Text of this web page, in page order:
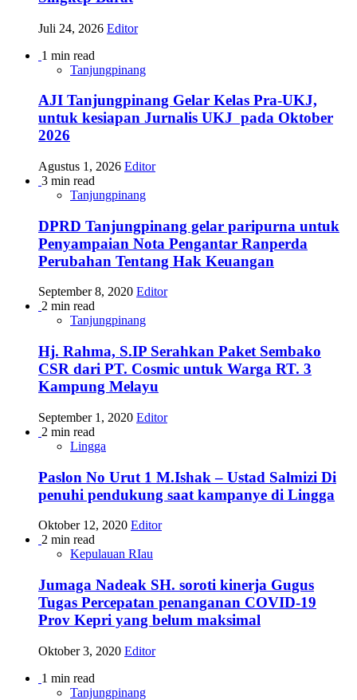
Juli 24, 2026 Editor
1 min read
Tanjungpinang
AJI Tanjungpinang Gelar Kelas Pra-UKJ,
untuk kesiapan Jurnalis UKJ pada Oktober
2026
Agustus 1, 2026 Editor
3 min read
Tanjungpinang
DPRD Tanjungpinang gelar paripurna untuk
Penyampaian Nota Pengantar Ranperda
Perubahan Tentang Hak Keuangan
September 8, 2020 Editor
2 min read
Tanjungpinang
Hj. Rahma, S.IP Serahkan Paket Sembako
CSR dari PT. Cosmic untuk Warga RT. 3
Kampung Melayu
September 1, 2020 Editor
2 min read
Lingga
Paslon No Urut 1 M.Ishak – Ustad Salmizi Di
penuhi pendukung saat kampanye di Lingga
Oktober 12, 2020 Editor
2 min read
Kepulauan RIau
Jumaga Nadeak SH. soroti kinerja Gugus
Tugas Percepatan penanganan COVID-19
Prov Kepri yang belum maksimal
Oktober 3, 2020 Editor
1 min read
Tanjungpinang